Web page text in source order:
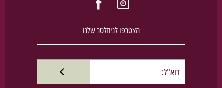
הצטרפו לניוזלטר שלנו